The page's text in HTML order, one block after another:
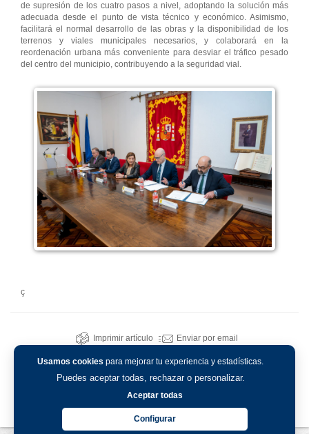
Usamos cookies para mejorar tu experiencia y estadísticas.
Puedes aceptar todas, rechazar o personalizar.
Aceptar todas
Configurar
de supresión de los cuatro pasos a nivel, adoptando la solución más
adecuada desde el punto de vista técnico y económico. Asimismo,
facilitará el normal desarrollo de las obras y la disponibilidad de los
terrenos y viales municipales necesarios, y colaborará en la
reordenación urbana más conveniente para desviar el tráfico pesado
del centro del municipio, contribuyendo a la seguridad vial.
ç
Imprimir artículo Enviar por email